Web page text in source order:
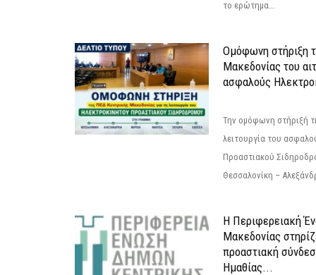
το ερώτημα...
Ομόφωνη στήριξη
Μακεδονίας του
ασφαλούς
Την ομόφωνη στήριξή
λειτουργία του
Προαστιακού
Θεσσαλονίκη –
Η Περιφερειακή
Μακεδονίας
προαστιακή
Ημαθίας...